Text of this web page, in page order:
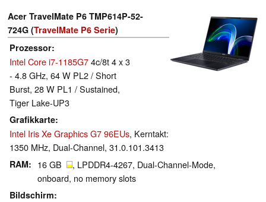
Acer TravelMate P6 TMP614P-52-
724G (TravelMate P6 Serie)
Prozessor
Intel Core i7-1185G74c/8t 4 x 3
- 4.8 GHz, 64 W PL2 / Short
Burst, 28 W PL1 / Sustained,
Tiger Lake-UP3
Grafikkarte
Intel Iris Xe Graphics G7 96EUs, Kerntakt:
1350 MHz, Dual-Channel, 31.0.101.3413
RAM 16 GB
, LPDDR4-4267, Dual-Channel-Mode,
onboard, no memory slots
Bildschirm